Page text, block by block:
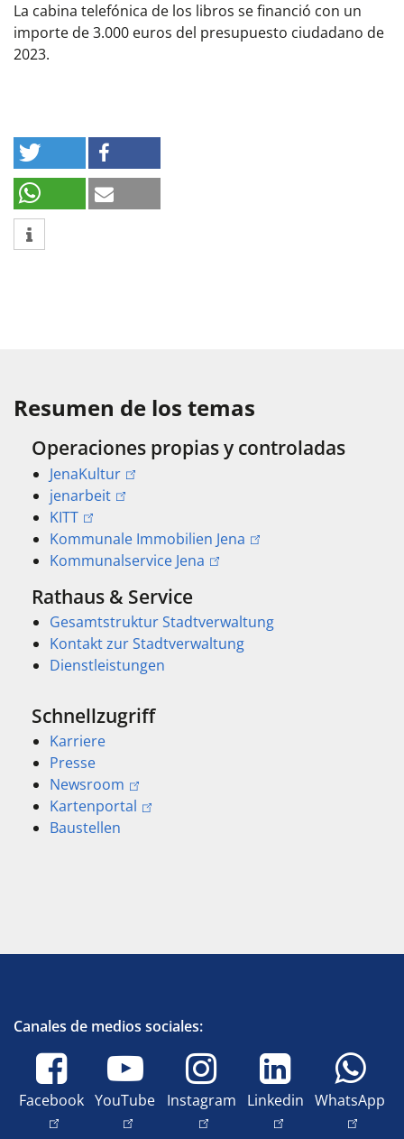
La cabina telefónica de los libros se financió con un
importe de 3.000 euros del presupuesto ciudadano de
2023.
Resumen de los temas
Operaciones propias y controladas
JenaKultur
jenarbeit
KITT
Kommunale Immobilien Jena
Kommunalservice Jena
Rathaus & Service
Gesamtstruktur Stadtverwaltung
Kontakt zur Stadtverwaltung
Dienstleistungen
Schnellzugriff
Karriere
Presse
Newsroom
Kartenportal
Baustellen
Canales de medios sociales:
Facebook YouTube Instagram Linkedin WhatsApp